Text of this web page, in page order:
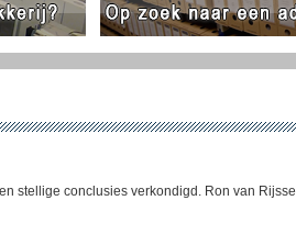
stellige conclusies verkondigd. Ron van Rijssel